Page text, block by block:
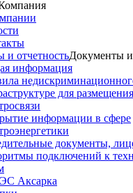
и отчетностьДокументы и
информация
для
информации в сфере
документы,
подключений к
Аксарка